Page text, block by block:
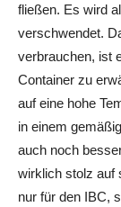
fließen. Es wird
verschwendet.
verbrauchen, ist
Container zu
auf eine hohe
in einem
auch noch
wirklich stolz auf
nur für den IBC,